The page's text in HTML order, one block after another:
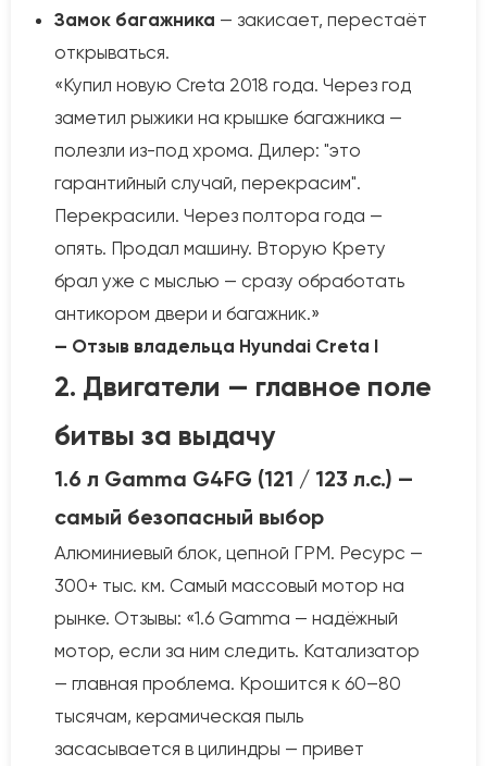
Замок багажника — закисает, перестаёт
открываться.
«Купил новую Creta 2018 года. Через год
заметил рыжики на крышке багажника —
полезли из-под хрома. Дилер: "это
гарантийный случай, перекрасим".
Перекрасили. Через полтора года —
опять. Продал машину. Вторую Крету
брал уже с мыслью — сразу обработать
антикором двери и багажник.»
— Отзыв владельца Hyundai Creta I
2. Двигатели — главное поле
битвы за выдачу
1.6 л Gamma G4FG (121 / 123 л.с.) —
самый безопасный выбор
Алюминиевый блок, цепной ГРМ. Ресурс —
300+ тыс. км. Самый массовый мотор на
рынке. Отзывы: «1.6 Gamma — надёжный
мотор, если за ним следить. Катализатор
— главная проблема. Крошится к 60–80
тысячам, керамическая пыль
засасывается в цилиндры — привет